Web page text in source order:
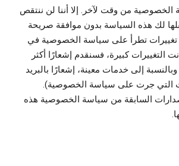
الخصوصية من وقت لآخر. إلا أننا لن ننتقص
لك هذه السياسة بدون موافقة صريحة
تغييرات تطرأ على سياسة الخصوصية في
التغييرات كبيرة، فسنقدم إشعارًا أكثر
إلى خدمات معينة، إشعارًا بالبريد
التي جرت على سياسة الخصوصية).
السابقة من سياسة الخصوصية هذه